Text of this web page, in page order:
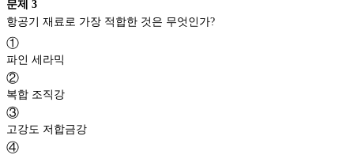
문제 3
①
파인 세라믹
②
복합 조직강
③
고강도 저합금강
④